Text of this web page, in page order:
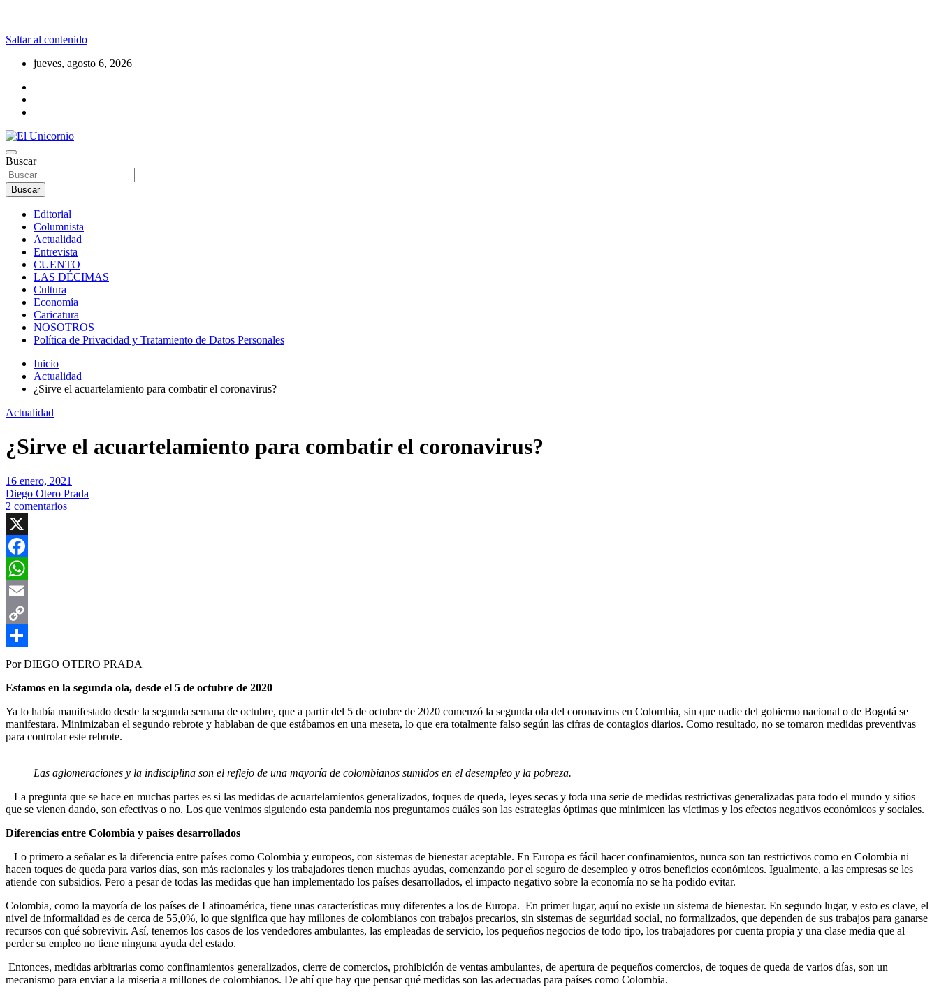
Saltar al contenido
jueves, agosto 6, 2026
El Unicornio
La realidad supera la fantasía
Buscar
Buscar
Editorial
Columnista
Actualidad
Entrevista
CUENTO
LAS DÉCIMAS
Cultura
Economía
Caricatura
NOSOTROS
Política de Privacidad y Tratamiento de Datos Personales
Inicio
Actualidad
¿Sirve el acuartelamiento para combatir el coronavirus?
Actualidad
¿Sirve el acuartelamiento para combatir el coronavirus?
16 enero, 2021
Diego Otero Prada
2 comentarios
X
Facebook
WhatsApp
Email
Copy
Link
Compartir
Por DIEGO OTERO PRADA
Estamos en la segunda ola, desde el 5 de octubre de 2020
Ya lo había manifestado desde la segunda semana de octubre, que a partir del 5 de octubre de 2020 comenzó la segunda ola del coronavirus en Colombia, sin que nadie del gobierno nacional o de Bogotá se
manifestara. Minimizaban el segundo rebrote y hablaban de que estábamos en una meseta, lo que era totalmente falso según las cifras de contagios diarios. Como resultado, no se tomaron medidas preventivas
para controlar este rebrote.
Las aglomeraciones y la indisciplina son el reflejo de una mayoría de colombianos sumidos en el desempleo y la pobreza.
La pregunta que se hace en muchas partes es si las medidas de acuartelamientos generalizados, toques de queda, leyes secas y toda una serie de medidas restrictivas generalizadas para todo el mundo y sitios
que se vienen dando, son efectivas o no. Los que venimos siguiendo esta pandemia nos preguntamos cuáles son las estrategias óptimas que minimicen las víctimas y los efectos negativos económicos y sociales.
Diferencias entre Colombia y países desarrollados
Lo primero a señalar es la diferencia entre países como Colombia y europeos, con sistemas de bienestar aceptable. En Europa es fácil hacer confinamientos, nunca son tan restrictivos como en Colombia ni
hacen toques de queda para varios días, son más racionales y los trabajadores tienen muchas ayudas, comenzando por el seguro de desempleo y otros beneficios económicos. Igualmente, a las empresas se les
atiende con subsidios. Pero a pesar de todas las medidas que han implementado los países desarrollados, el impacto negativo sobre la economía no se ha podido evitar.
Colombia, como la mayoría de los países de Latinoamérica, tiene unas características muy diferentes a los de Europa. En primer lugar, aquí no existe un sistema de bienestar. En segundo lugar, y esto es clave, el
nivel de informalidad es de cerca de 55,0%, lo que significa que hay millones de colombianos con trabajos precarios, sin sistemas de seguridad social, no formalizados, que dependen de sus trabajos para ganarse
recursos con qué sobrevivir. Así, tenemos los casos de los vendedores ambulantes, las empleadas de servicio, los pequeños negocios de todo tipo, los trabajadores por cuenta propia y una clase media que al
perder su empleo no tiene ninguna ayuda del estado.
Entonces, medidas arbitrarias como confinamientos generalizados, cierre de comercios, prohibición de ventas ambulantes, de apertura de pequeños comercios, de toques de queda de varios días, son un
mecanismo para enviar a la miseria a millones de colombianos. De ahí que hay que pensar qué medidas son las adecuadas para países como Colombia.